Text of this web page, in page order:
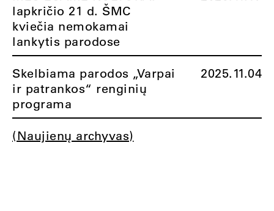
lapkričio 21 d. ŠMC
kviečia nemokamai
lankytis parodose
Skelbiama parodos „Varpai
ir patrankos“ renginių
programa
2025.11.04
(Naujienų archyvas)